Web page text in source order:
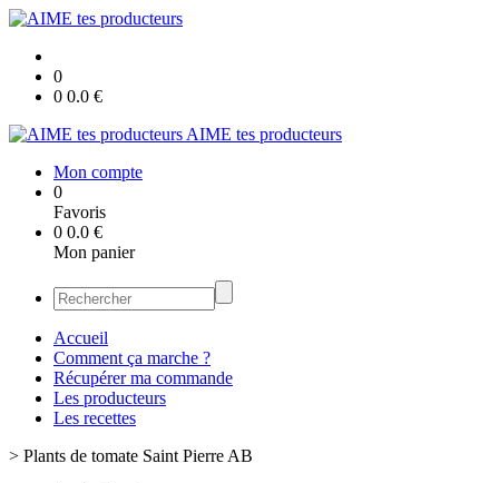
0
0 0.0 €
AIME tes producteurs
Mon compte
0
Favoris
0 0.0 €
Mon panier
Accueil
Comment ça marche ?
Récupérer ma commande
Les producteurs
Les recettes
> Plants de tomate Saint Pierre AB